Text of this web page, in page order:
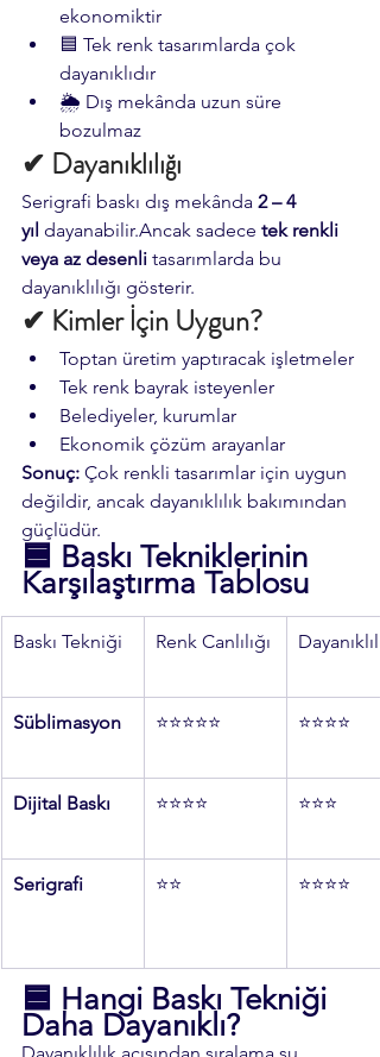
ekonomiktir
🟦 Tek renk tasarımlarda çok
dayanıklıdır
🌦 Dış mekânda uzun süre
bozulmaz
✔ Dayanıklılığı
Serigrafi baskı dış mekânda 2 – 4
yıl dayanabilir.Ancak sadece tek renkli
veya az desenli tasarımlarda bu
dayanıklılığı gösterir.
✔ Kimler İçin Uygun?
Toptan üretim yaptıracak işletmeler
Tek renk bayrak isteyenler
Belediyeler, kurumlar
Ekonomik çözüm arayanlar
Sonuç: Çok renkli tasarımlar için uygun
değildir, ancak dayanıklılık bakımından
güçlüdür.
🟦 Baskı Tekniklerinin
Karşılaştırma Tablosu
Baskı Tekniği Renk Canlılığı
Süblimasyon ⭐⭐⭐⭐⭐ ⭐⭐⭐⭐
Dijital Baskı ⭐⭐⭐⭐ ⭐⭐⭐
Serigrafi ⭐⭐ ⭐⭐⭐⭐
🟦 Hangi Baskı Tekniği
Daha Dayanıklı?